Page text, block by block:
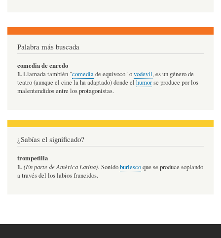
Palabra más buscada
comedia de enredo
1.Llamada también "comediade equívoco" ovodevil, es un género de
teatro (aunque el cine la ha adaptado) donde el humorse produce por los
malentendidos entre los protagonistas.
¿Sabías el significado?
trompetilla
1. (En parte de América Latina). Sonidoburlescoque se produce soplando
a través del los labios fruncidos.